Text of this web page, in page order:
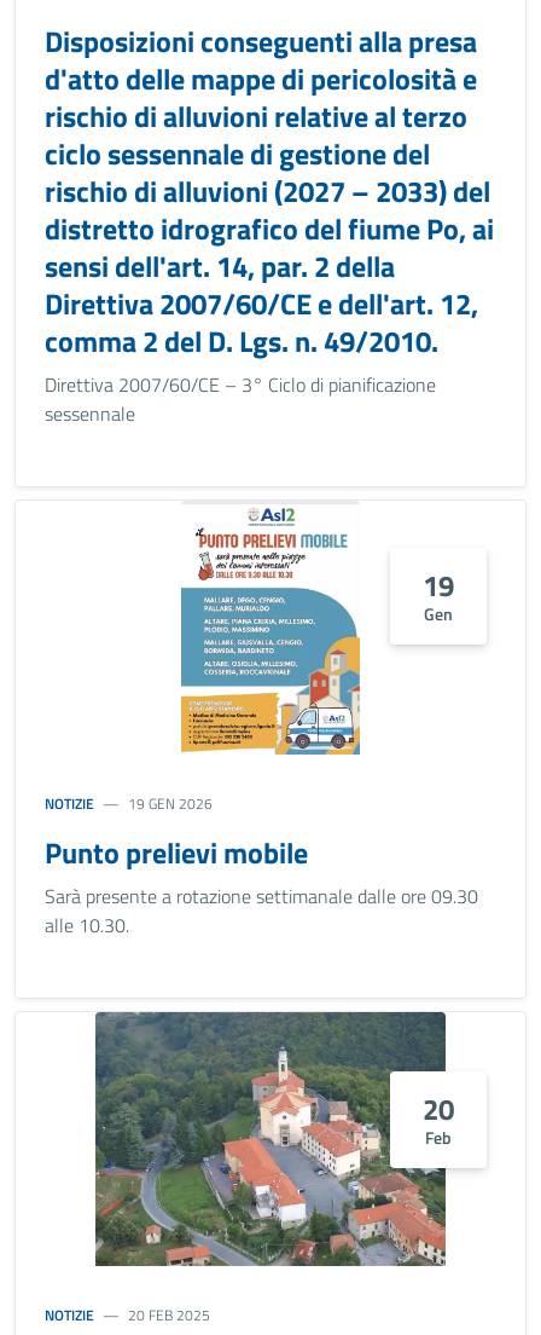
Disposizioni conseguenti alla presa
d'atto delle mappe di pericolosità e
rischio di alluvioni relative al terzo
ciclo sessennale di gestione del
rischio di alluvioni (2027 – 2033) del
distretto idrografico del fiume Po, ai
sensi dell'art. 14, par. 2 della
Direttiva 2007/60/CE e dell'art. 12,
comma 2 del D. Lgs. n. 49/2010.
Direttiva 2007/60/CE – 3° Ciclo di pianificazione
sessennale
19
Gen
NOTIZIE 19 GEN 2026
Punto prelievi mobile
Sarà presente a rotazione settimanale dalle ore 09.30
alle 10.30.
20
Feb
NOTIZIE 20 FEB 2025